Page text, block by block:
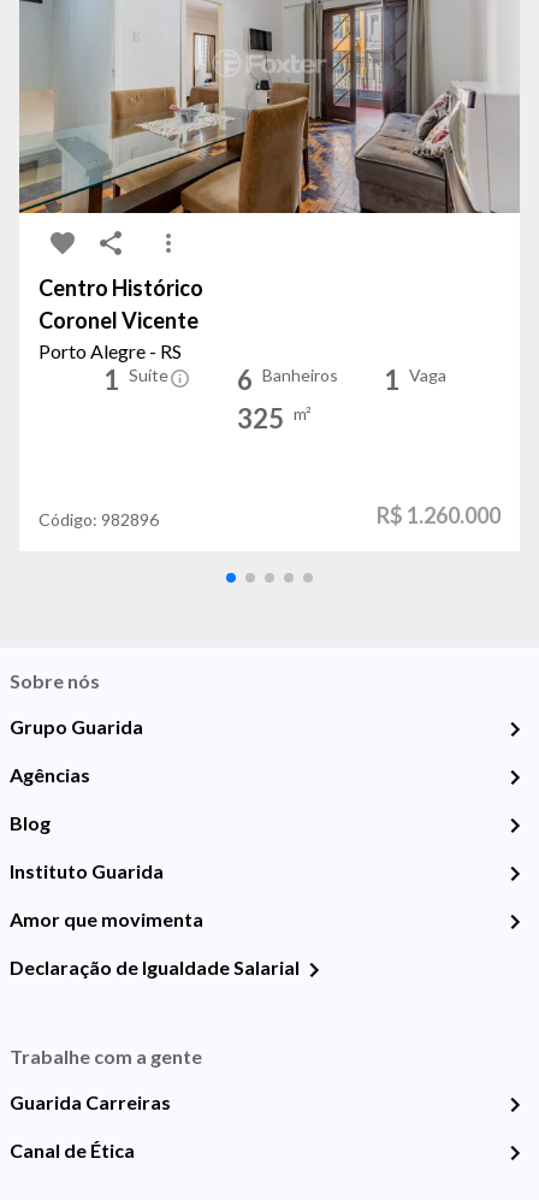
Centro Histórico
Coronel Vicente
Porto Alegre - RS
1 Suíte 6 Banheiros 1 Vaga
325 m²
Código: 982896 R$ 1.260.000
Sobre nós
Grupo Guarida
Agências
Blog
Instituto Guarida
Amor que movimenta
Declaração de Igualdade Salarial
Trabalhe com a gente
Guarida Carreiras
Canal de Ética